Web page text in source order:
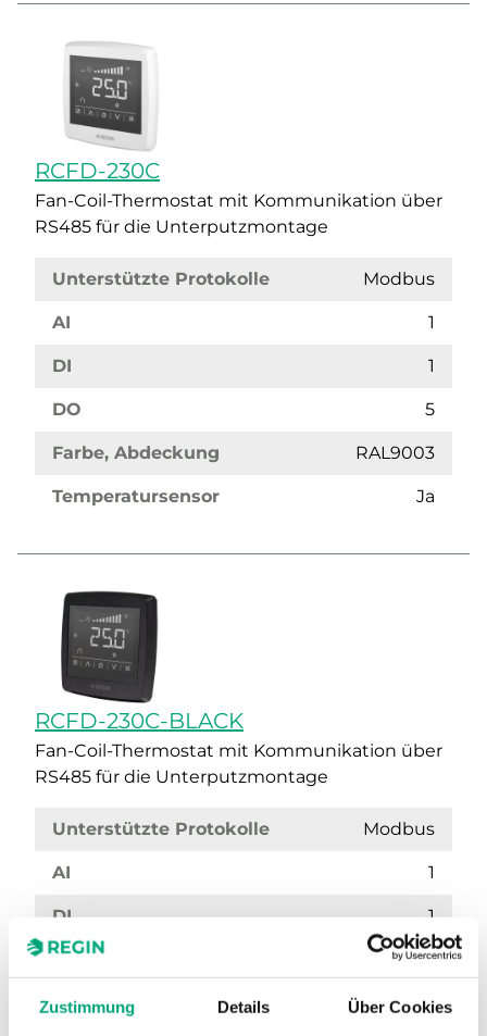
Zustimmung Details Über Cookies
RCFD-230C
Fan-Coil-Thermostat mit Kommunikation über
RS485 für die Unterputzmontage
Unterstützte Protokolle Modbus
AI 1
DI 1
DO 5
Farbe, Abdeckung RAL9003
Temperatursensor Ja
RCFD-230C-BLACK
Fan-Coil-Thermostat mit Kommunikation über
RS485 für die Unterputzmontage
Unterstützte Protokolle Modbus
AI 1
DI 1
DO 5
Farbe, Abdeckung RAL9003